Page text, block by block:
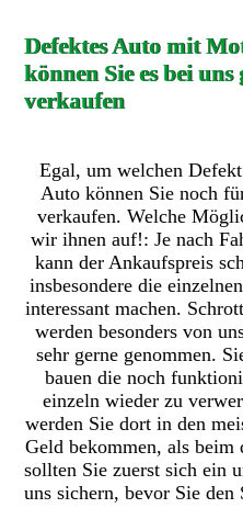
Defektes Auto mit
können Sie es bei
verkaufen
Egal, um welchen
Auto können Sie noch
verkaufen. Welche
wir ihnen auf!: Je nach
kann der Ankaufspreis
insbesondere die
interessant machen.
werden besonders von
sehr gerne genommen.
bauen die noch
einzeln wieder zu
werden Sie dort in den
Geld bekommen, als
sollten Sie zuerst sich ein
uns sichern, bevor Sie